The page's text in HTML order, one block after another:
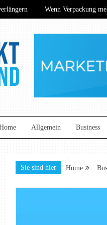
Wenn Verpackung
begeistern
Wenn Verpackung
Wie nachhaltige Technik
begeistern
Allgemein Business
Sie sind hier Home